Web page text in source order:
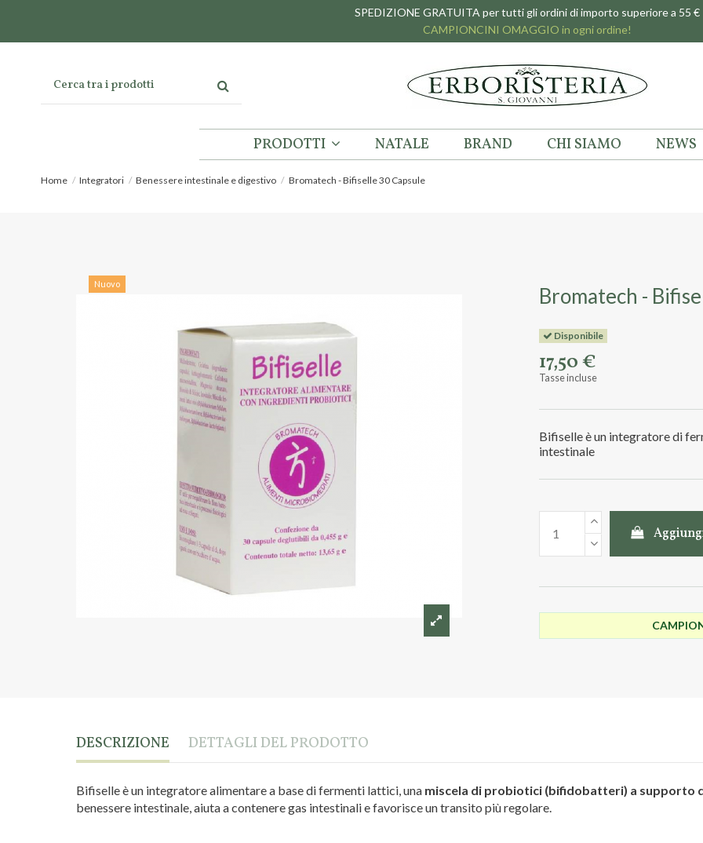
SPEDIZIONE GRATUITA per tutti gli ordini di importo superiore a 55 €
CAMPIONCINI OMAGGIO in ogni ordine!
PRODOTTI NATALE BRAND CHI SIAMO NEWS
Home Integratori Benessere intestinale e digestivo Bromatech - Bifiselle 30 Capsule
Nuovo Bromatech -
Disponibile
17,50 €
Tasse incluse
Bifiselle è un integratore di
intestinale
DESCRIZIONE DETTAGLI DEL PRODOTTO
Bifiselle è un integratore alimentare a base di fermenti lattici, una miscela di probiotici (bifidobatteri) a supporto
benessere intestinale, aiuta a contenere gas intestinali e favorisce un transito più regolare.